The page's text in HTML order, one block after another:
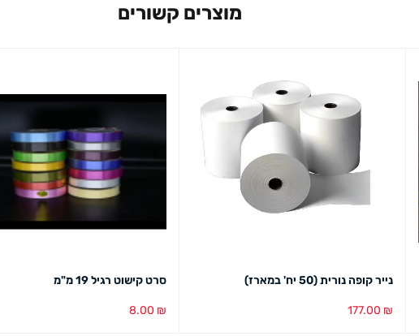
מוצרים קשורים
נייר קופה נורית (50 יח' במארז)
177.00 ₪
סרט קישוט רגיל 19 מ"מ
8.00 ₪